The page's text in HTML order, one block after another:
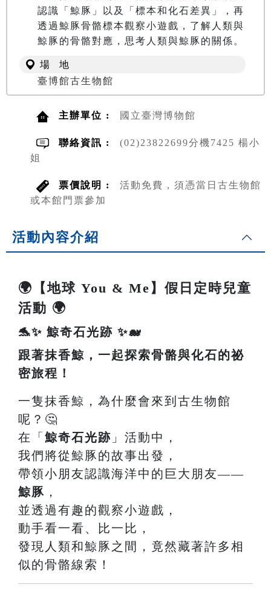
認識「鯨豚」以及「標本和化石差異」，再
透過鯨豚骨骼標本觀察小遊戲，了解人類與
場 地
臺博館古生物館
主辦單位 : 國立臺灣博物館
聯絡資訊 :
(02)23822699分機7425 楊小
姐
票價說明 :
活動免費，須憑當日古生物館
或本館門票參加
活動內容介紹
🌍【地球 You & Me】假日定時兒童
活動 🌍
🐬✨ 鯨奇石光跡 ✨🐋
跟著抹香鯨，一起探索骨骼與化石的祕
密旅程！
一隻抹香鯨，為什麼會來到古生物館
呢？🤔
在「 鯨奇石光跡 」活動中，
我們將從鯨豚的故事出發，
帶領小朋友認識海洋中的巨大朋友——
鯨豚 ，
並透過有趣的觀察小遊戲，
動手看一看、比一比，
發現人類和鯨豚之間，竟然藏著許多相
似的骨骼線索！